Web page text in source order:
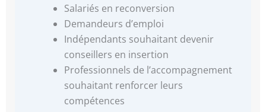
Salariés en reconversion
Demandeurs d’emploi
Indépendants souhaitant devenir
conseillers en insertion
Professionnels de l’accompagnement
souhaitant renforcer leurs
compétences